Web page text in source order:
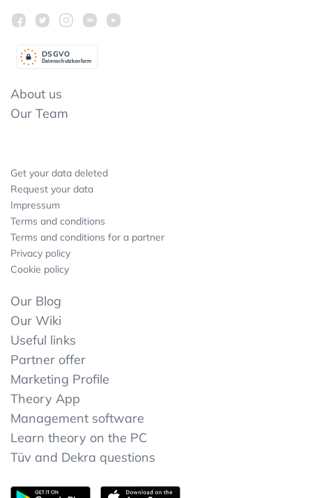
Datenschutzkonform
DSGVO
About us
Our Team
Get your data deleted
Request your data
Impressum
Terms and conditions
Terms and conditions for a partner
Privacy policy
Cookie policy
Our Blog
Our Wiki
Useful links
Partner offer
Marketing Profile
Theory App
Management software
Learn theory on the PC
Tüv and Dekra questions